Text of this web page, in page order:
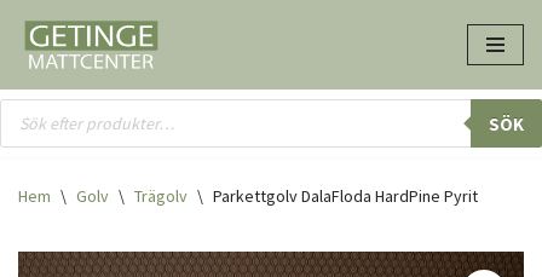
Hoppa
till
innehåll
SÖK
Hem \ Golv \ Trägolv \ Parkettgolv DalaFloda HardPine Pyrit